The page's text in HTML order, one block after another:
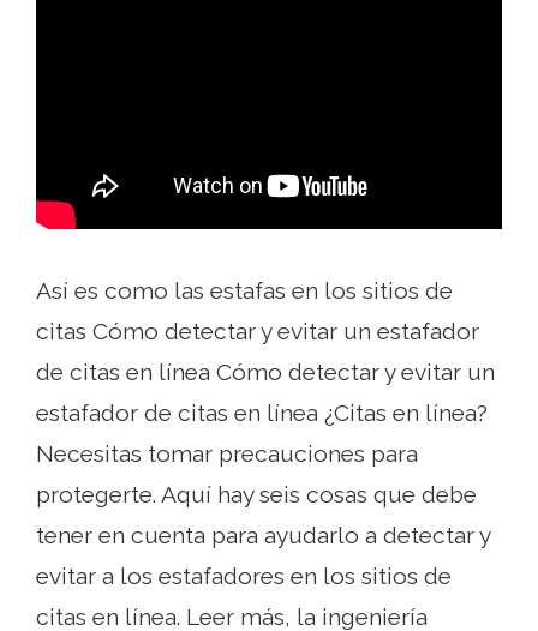
Así es como las estafas en los sitios de
citas Cómo detectar y evitar un estafador
de citas en línea Cómo detectar y evitar un
estafador de citas en línea ¿Citas en línea?
Necesitas tomar precauciones para
protegerte. Aquí hay seis cosas que debe
tener en cuenta para ayudarlo a detectar y
evitar a los estafadores en los sitios de
citas en línea. Leer más, la ingeniería